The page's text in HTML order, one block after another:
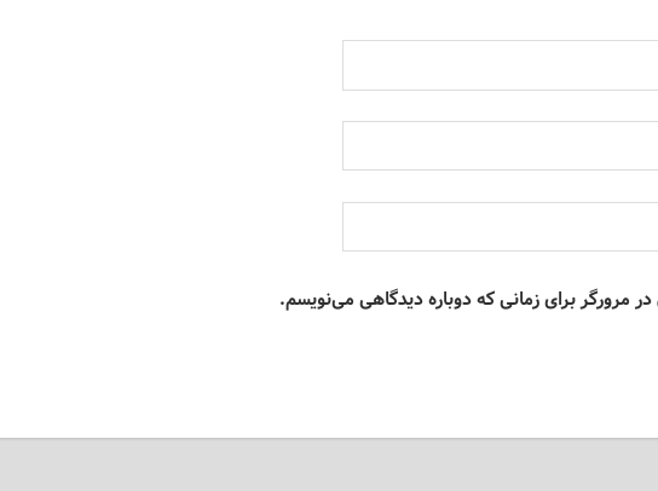
مرورگر برای زمانی که دوباره دیدگاهی می‌نویسم.